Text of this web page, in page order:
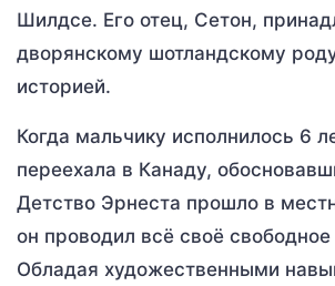
Шилдсе. Его отец, Сетон,
дворянскому шотландскому
историей.
Когда мальчику исполнилось 6
переехала в Канаду,
Детство Эрнеста прошло в
он проводил всё своё
Обладая художественными